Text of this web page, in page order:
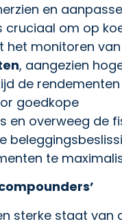
en
cruciaal om op
het monitoren van
, aangezien
de rendementen
goedkope
en overweeg de
te
sterke staat van